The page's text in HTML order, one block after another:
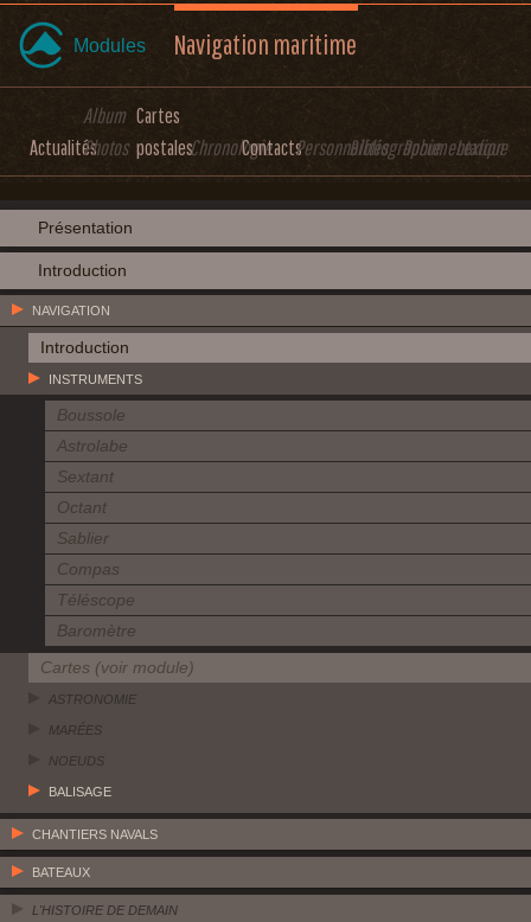
Modules Navigation maritime
Actualités
Album
Photos
Cartes
postalesChronologieContactsPersonnalitésBibliographieDocumentation
Lexique
Présentation
Introduction
NAVIGATION
Introduction
INSTRUMENTS
Boussole
Astrolabe
Sextant
Octant
Sablier
Compas
Téléscope
Baromètre
Cartes (voir module)
ASTRONOMIE
MARÉES
NOEUDS
BALISAGE
CHANTIERS NAVALS
BATEAUX
L'HISTOIRE DE DEMAIN